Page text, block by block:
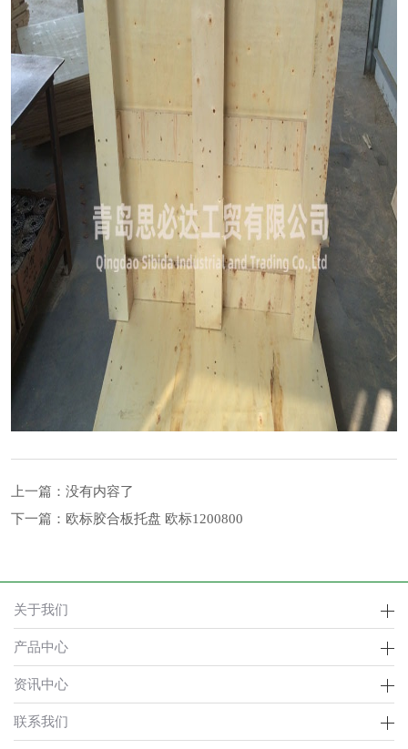
上一篇：没有内容了
下一篇： 欧标胶合板托盘 欧标1200800
关于我们
产品中心
资讯中心
联系我们